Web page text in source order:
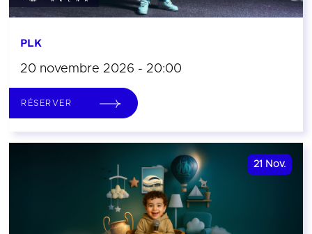
PLK
20 novembre 2026 - 20:00
RÉSERVER
21 Nov.